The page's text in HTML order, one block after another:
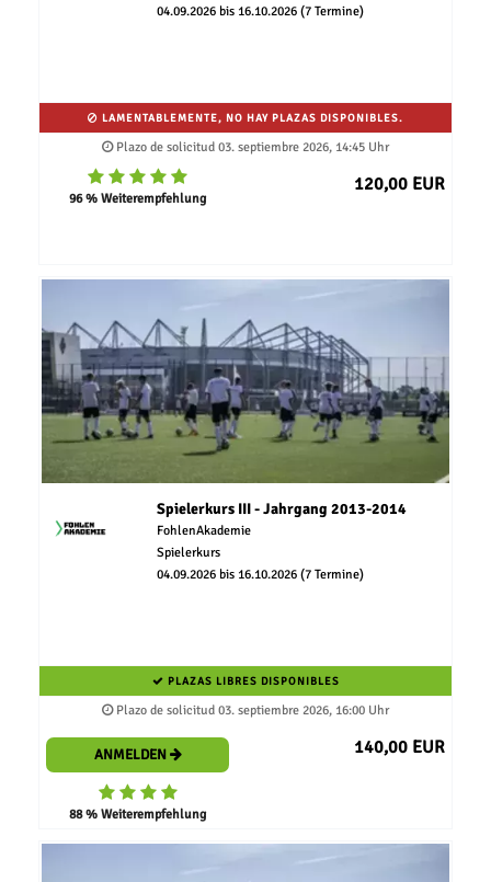
04.09.2026 bis 16.10.2026 (7 Termine)
LAMENTABLEMENTE, NO HAY PLAZAS DISPONIBLES.
Plazo de solicitud 03. septiembre 2026, 14:45 Uhr
96 % Weiterempfehlung
120,00 EUR
Spielerkurs III - Jahrgang 2013-2014
FohlenAkademie
Spielerkurs
04.09.2026 bis 16.10.2026 (7 Termine)
PLAZAS LIBRES DISPONIBLES
Plazo de solicitud 03. septiembre 2026, 16:00 Uhr
ANMELDEN
88 % Weiterempfehlung
140,00 EUR